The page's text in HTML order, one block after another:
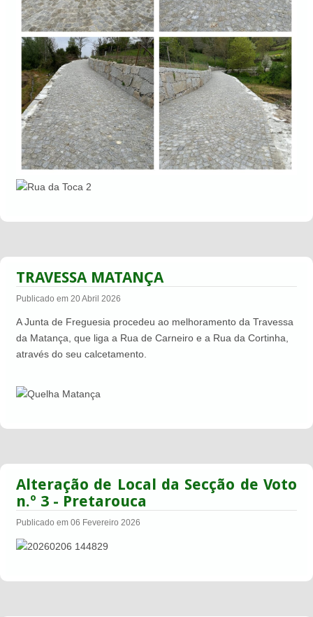
TRAVESSA MATANÇA
Publicado em 20 Abril 2026
A Junta de Freguesia procedeu ao melhoramento da Travessa
da Matança, que liga a Rua de Carneiro e a Rua da Cortinha,
através do seu calcetamento.
Alteração de Local da Secção de Voto
n.º 3 - Pretarouca
Publicado em 06 Fevereiro 2026